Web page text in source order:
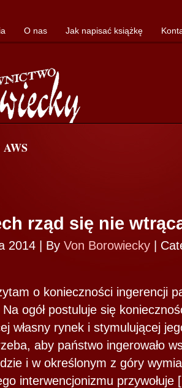
O nas Jak napisać książkę
rząd się nie
2014 | By Von Borowiecky
o konieczności ingerencji
ogół postuluje się
własny rynek i stymulującej
aby państwo ingerowało
i w określonym z góry
interwencjonizmu